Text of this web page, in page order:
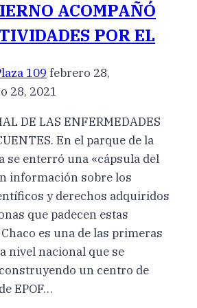
ACOMPAÑÓ
POR EL
109 febrero 28,
28, 2021
DE LAS ENFERMEDADES
En el parque de la
se enterró una «cápsula del
información sobre los
y derechos adquiridos
que padecen estas
es una de las primeras
nivel nacional que se
un centro de
EPOF…